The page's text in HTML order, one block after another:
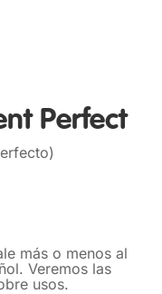
Perfect
más o menos al
Veremos las
usos.